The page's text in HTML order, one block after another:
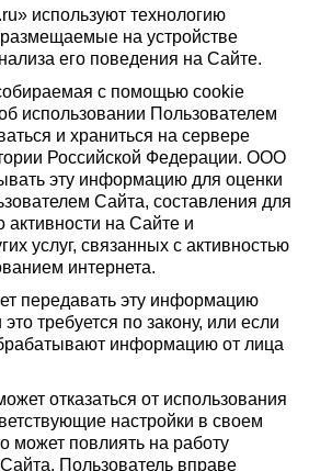
используют технологию
на устройстве
его поведения на Сайте.
с помощью cookie
использовании Пользователем
и храниться на сервере
Российской Федерации. ООО
эту информацию для оценки
Сайта, составления для
активности на Сайте и
услуг, связанных с активностью
интернета.
передавать эту информацию
требуется по закону, или если
информацию от лица
отказаться от использования
настройки в своем
может повлиять на работу
Пользователь вправе